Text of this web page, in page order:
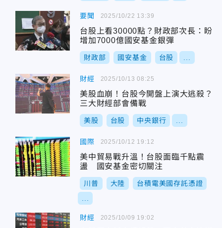
要聞
台股上看30000點？財政部次長：盼
增加7000億國安基金銀彈
財政部 國安基金 台股
2025/10/22 13:39
財經
美股血崩！台股今開盤上演大逃殺？
三大財經部會備戰
美股 台股 中央銀行
2025/10/13 08:25
國際
美中貿易戰升溫！台股面臨千點震
盪 國安基金密切關注
川普 大陸 台積電美國存託憑證
2025/10/12 19:12
財經 2025/10/09 19:02